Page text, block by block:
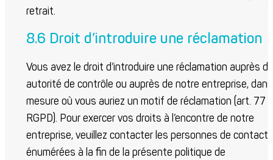
retrait.
8.6 Droit d’introduire une réclamation
Vous avez le droit d’introduire une réclamation auprès
autorité de contrôle ou auprès de notre entreprise,
mesure où vous auriez un motif de réclamation (art. 77
RGPD). Pour exercer vos droits à l’encontre de notre
entreprise, veuillez contacter les personnes de contact
énumérées à la fin de la présente politique de